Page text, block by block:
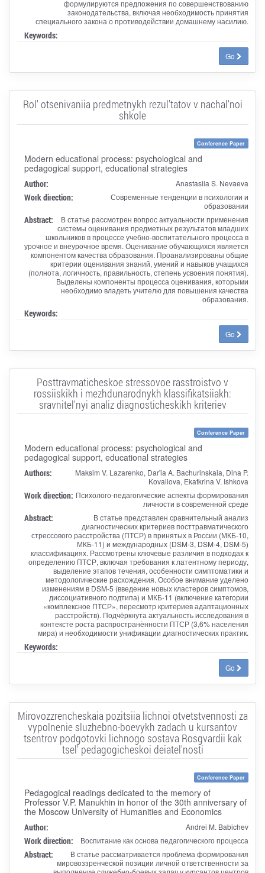
формулируются предложения по совершенствованию
законодательства, включая необходимость принятия
специального закона о противодействии домашнему насилию.
Keywords:
Go
Rol' otsenivaniia predmetnykh rezul'tatov v nachal'noi
shkole
Conference Paper
Modern educational process: psychological and
pedagogical support, educational strategies
Author: Anastasiia S. Nevaeva
Work direction:
Современные тенденции в психологии и
образовании
Abstract:
В статье рассмотрен вопрос актуальности применения
системы оценивания предметных результатов младших
школьников в процессе учебно-воспитательного процесса в
урочное и внеурочное время. Оценивание обучающихся является
компонентом качества образования. Проанализированы общие
критерии оценивания знаний, умений и навыков учащихся
(полнота, логичность, правильность, степень усвоения понятия).
Выделены компоненты процесса оценивания, которыми
необходимо владеть учителю для повышения качества
образования.
Keywords:
Go
Posttravmaticheskoe stressovoe rasstroistvo v
rossiiskikh i mezhdunarodnykh klassifikatsiiakh:
sravnitel'nyi analiz diagnosticheskikh kriteriev
Conference Paper
Modern educational process: psychological and
pedagogical support, educational strategies
Authors:
Maksim V. Lazarenko, Dar'ia A. Bachurinskaia, Dina P.
Kovaliova, Ekatkrina V. Ishkova
Work direction: Психолого-педагогические аспекты формирования
личности в современной среде
Abstract:
В статье представлен сравнительный анализ
диагностических критериев посттравматического
стрессового расстройства (ПТСР) в принятых в России (МКБ-10,
МКБ-11) и международных (DSM-3, DSM-4, DSM-5)
классификациях. Рассмотрены ключевые различия в подходах к
определению ПТСР, включая требования к латентному периоду,
выделение этапов течения, особенности симптоматики и
методологические расхождения. Особое внимание уделено
изменениям в DSM-5 (введение новых кластеров симптомов,
диссоциативного подтипа) и МКБ-11 (включение категории
«комплексное ПТСР», пересмотр критериев адаптационных
расстройств). Подчёркнута актуальность исследования в
контексте роста распространённости ПТСР (3,6% населения
мира) и необходимости унификации диагностических практик.
Keywords:
Go
Mirovozzrencheskaia pozitsiia lichnoi otvetstvennosti za
vypolnenie sluzhebno-boevykh zadach u kursantov
tsentrov podgotovki lichnogo sostava Rosgvardii kak
tsel' pedagogicheskoi deiatel'nosti
Conference Paper
Pedagogical readings dedicated to the memory of
Professor V.P. Manukhin in honor of the 30th anniversary of
the Moscow University of Humanities and Economics
Author: Andrei M. Babichev
Work direction: Воспитание как основа педагогического процесса
Abstract:
В статье рассматривается проблема формирования
мировоззренческой позиции личной ответственности за